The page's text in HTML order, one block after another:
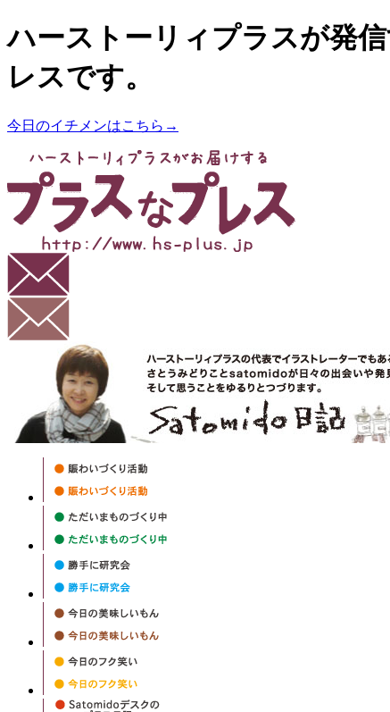
ハーストーリィプラスが発
レスです。
今日のイチメンはこちら→